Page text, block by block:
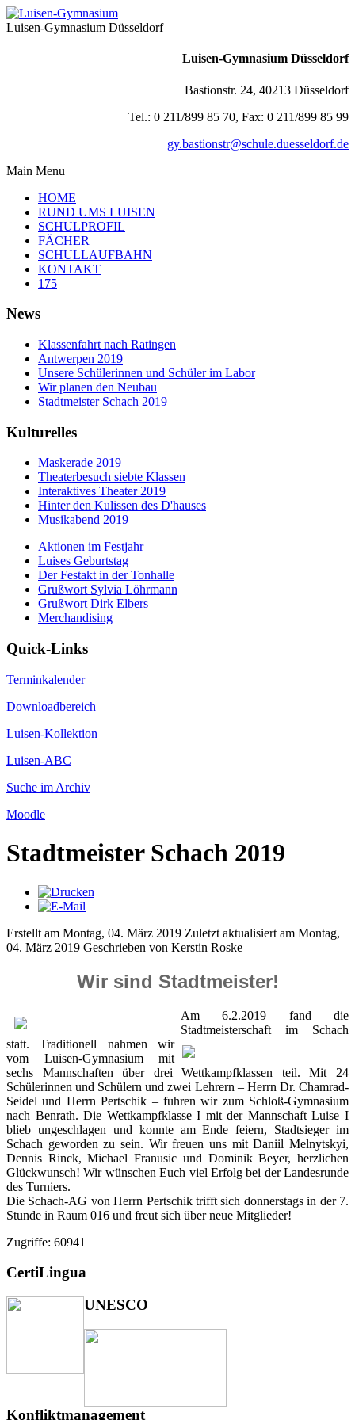
Luisen-Gymnasium Düsseldorf
Luisen-Gymnasium Düsseldorf
Bastionstr. 24, 40213 Düsseldorf
Tel.: 0 211/899 85 70, Fax: 0 211/899 85 99
gy.bastionstr@schule.duesseldorf.de
Main Menu
HOME
RUND UMS LUISEN
SCHULPROFIL
FÄCHER
SCHULLAUFBAHN
KONTAKT
175
News
Klassenfahrt nach Ratingen
Antwerpen 2019
Unsere Schülerinnen und Schüler im Labor
Wir planen den Neubau
Stadtmeister Schach 2019
Kulturelles
Maskerade 2019
Theaterbesuch siebte Klassen
Interaktives Theater 2019
Hinter den Kulissen des D'hauses
Musikabend 2019
Aktionen im Festjahr
Luises Geburtstag
Der Festakt in der Tonhalle
Grußwort Sylvia Löhrmann
Grußwort Dirk Elbers
Merchandising
Quick-Links
Terminkalender
Downloadbereich
Luisen-Kollektion
Luisen-ABC
Suche im Archiv
Moodle
Stadtmeister Schach 2019
Erstellt am Montag, 04. März 2019 Zuletzt aktualisiert am Montag,
04. März 2019 Geschrieben von Kerstin Roske
Wir sind Stadtmeister!
Am 6.2.2019 fand die
Stadtmeisterschaft im Schach
statt. Traditionell nahmen wir
vom Luisen-Gymnasium mit
sechs Mannschaften über drei Wettkampfklassen teil. Mit 24
Schülerinnen und Schülern und zwei Lehrern – Herrn Dr. Chamrad-
Seidel und Herrn Pertschik – fuhren wir zum Schloß-Gymnasium
nach Benrath. Die Wettkampfklasse I mit der Mannschaft Luise I
blieb ungeschlagen und konnte am Ende feiern, Stadtsieger im
Schach geworden zu sein. Wir freuen uns mit Daniil Melnytskyi,
Dennis Rinck, Michael Franusic und Dominik Beyer, herzlichen
Glückwunsch! Wir wünschen Euch viel Erfolg bei der Landesrunde
des Turniers.
Die Schach-AG von Herrn Pertschik trifft sich donnerstags in der 7.
Stunde in Raum 016 und freut sich über neue Mitglieder!
Zugriffe: 60941
CertiLingua
UNESCO
Konfliktmanagement